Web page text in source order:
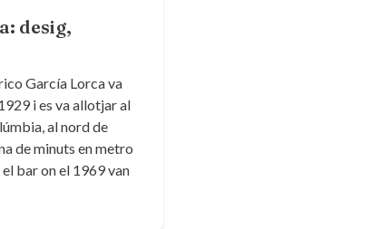
desig,
García Lorca va
i es va allotjar al
al nord de
de minuts en metro
el bar on el 1969 van